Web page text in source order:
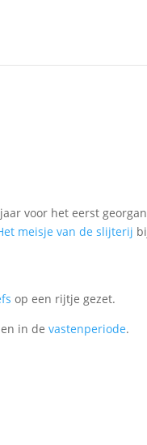
voor het eerst
meisje van de slijterij
op een rijtje gezet.
in devastenperiode.